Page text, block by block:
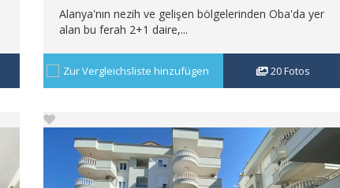
Alanya'nın nezih ve gelişen bölgelerinden Oba'da yer
alan bu ferah 2+1 daire,...
Zur Vergleichsliste hinzufügen 20Fotos